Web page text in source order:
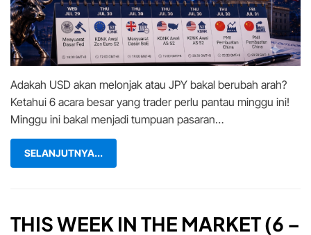
–
31
Jul):
6
Peristiwa
Besar
Yang
Trader
Adakah USD akan melonjak atau JPY bakal berubah arah?
Ketahui 6 acara besar yang trader perlu pantau minggu ini!
Minggu ini bakal menjadi tumpuan pasaran…
SELANJUTNYA...
THIS WEEK IN THE MARKET (6 –